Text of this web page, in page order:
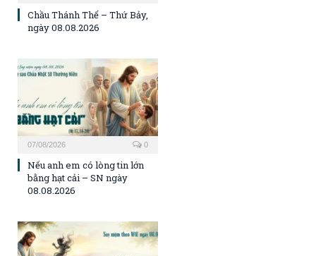
Chầu Thánh Thể – Thứ Bảy,
ngày 08.08.2026
07/08/2026 0
Nếu anh em có lòng tin lớn
bằng hạt cải – SN ngày
08.08.2026